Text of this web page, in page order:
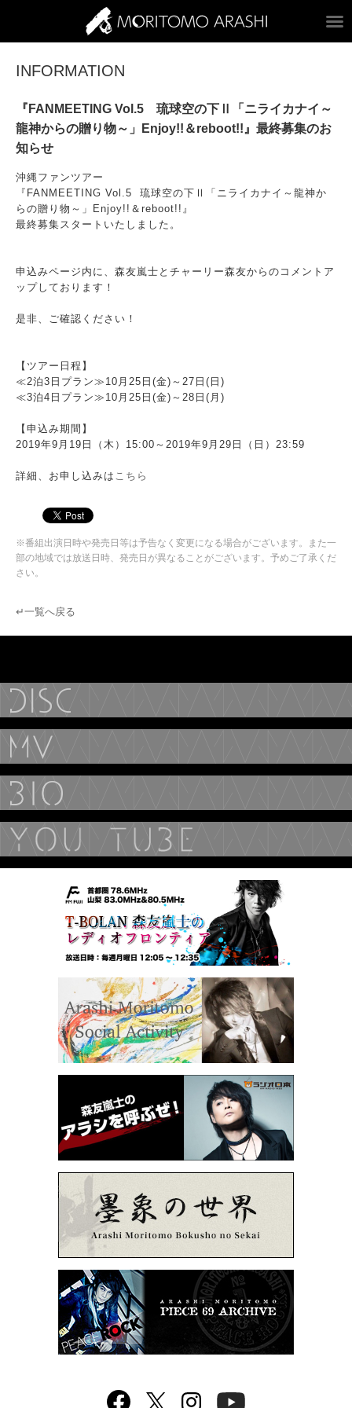
INFORMATION
『FANMEETING Vol.5 琉球空の下Ⅱ「ニライカナイ～
龍神からの贈り物～」Enjoy!!＆reboot!!』最終募集のお
知らせ
沖縄ファンツアー
『FANMEETING Vol.5 琉球空の下Ⅱ「ニライカナイ～龍神か
らの贈り物～」Enjoy!!＆reboot!!』
最終募集スタートいたしました。
申込みページ内に、森友嵐士とチャーリー森友からのコメントア
ップしております！
是非、ご確認ください！
【ツアー日程】
≪2泊3日プラン≫10月25日(金)～27日(日)
≪3泊4日プラン≫10月25日(金)～28日(月)
【申込み期間】
2019年9月19日（木）15:00～2019年9月29日（日）23:59
詳細、お申し込みは こちら
※番組出演日時や発売日等は予告なく変更になる場合がございます。また一
部の地域では放送日時、発売日が異なることがございます。予めご了承くだ
さい。
↵一覧へ戻る
Facebook twitter Instagram